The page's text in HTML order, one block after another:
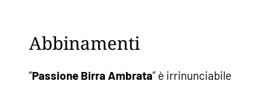
Abbinamenti
“Passione Birra Ambrata” è irrinunciabile